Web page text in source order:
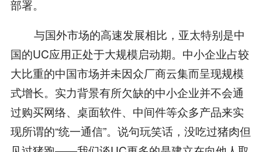
部署。
与国外市场的高速发展相比，亚太特别是中
国的UC应用正处于大规模启动期。中小企业占较
大比重的中国市场并未因众厂商云集而呈现规模
式增长。实力背景有所欠缺的中小企业并不会通
过购买网络、桌面软件、中间件等众多产品来实
现所谓的“统一通信”。说句玩笑话，没吃过猪肉但